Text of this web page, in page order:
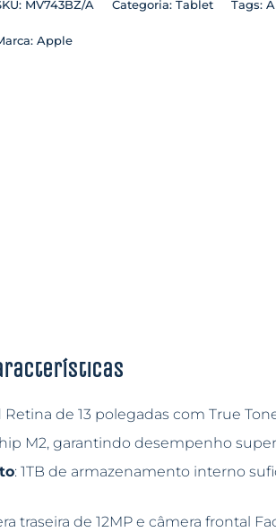
MV743BZ/A Categoria: Tablet Tags:
Apple
de 13 polegadas com True
M2, garantindo desempenho
: 1TB de armazenamento interno
traseira de 12MP e câmera frontal